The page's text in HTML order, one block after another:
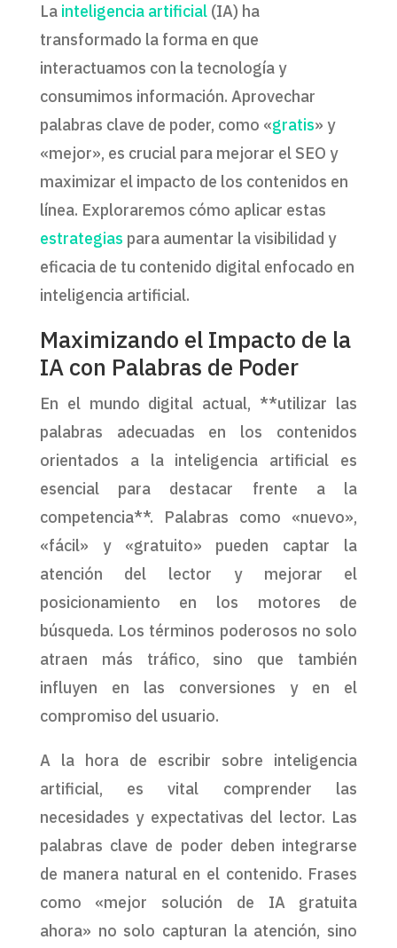
La inteligencia artificial(IA) ha
transformado la forma en que
interactuamos con la tecnología y
consumimos información. Aprovechar
palabras clave de poder, como «gratis» y
«mejor», es crucial para mejorar el SEO y
maximizar el impacto de los contenidos en
línea. Exploraremos cómo aplicar estas
estrategias para aumentar la visibilidad y
eficacia de tu contenido digital enfocado en
inteligencia artificial.
Maximizando el Impacto de la
IA con Palabras de Poder
En el mundo digital actual, **utilizar las
palabras adecuadas en los contenidos
orientados a la inteligencia artificial es
esencial para destacar frente a la
competencia**. Palabras como «nuevo»,
«fácil» y «gratuito» pueden captar la
atención del lector y mejorar el
posicionamiento en los motores de
búsqueda. Los términos poderosos no solo
atraen más tráfico, sino que también
influyen en las conversiones y en el
compromiso del usuario.
A la hora de escribir sobre inteligencia
artificial, es vital comprender las
necesidades y expectativas del lector. Las
palabras clave de poder deben integrarse
de manera natural en el contenido. Frases
como «mejor solución de IA gratuita
ahora» no solo capturan la atención, sino